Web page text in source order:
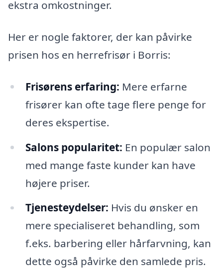
ekstra omkostninger.
Her er nogle faktorer, der kan påvirke
prisen hos en herrefrisør i Borris:
Frisørens erfaring: Mere erfarne
frisører kan ofte tage flere penge for
deres ekspertise.
Salons popularitet: En populær salon
med mange faste kunder kan have
højere priser.
Tjenesteydelser: Hvis du ønsker en
mere specialiseret behandling, som
f.eks. barbering eller hårfarvning, kan
dette også påvirke den samlede pris.